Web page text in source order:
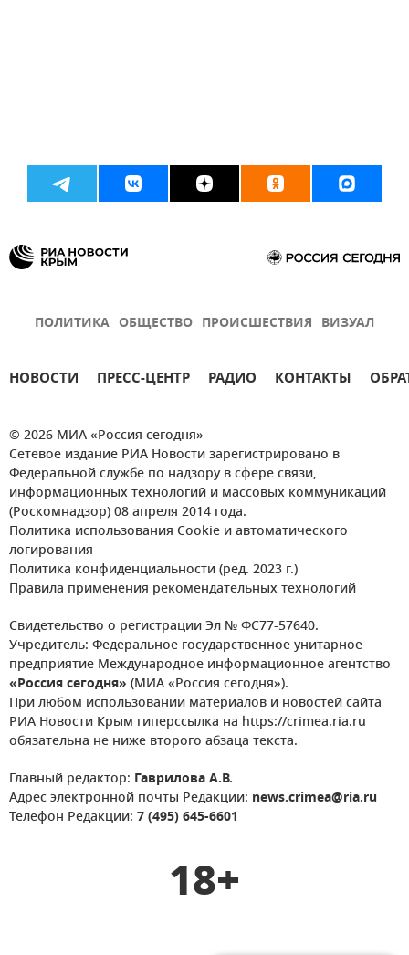
ПОЛИТИКА ОБЩЕСТВО ПРОИСШЕСТВИЯ ВИЗУАЛ
НОВОСТИ ПРЕСС-ЦЕНТР РАДИО КОНТАКТЫ
© 2026 МИА «Россия сегодня»
Сетевое издание РИА Новости зарегистрировано в
Федеральной службе по надзору в сфере связи,
информационных технологий и массовых коммуникаций
(Роскомнадзор) 08 апреля 2014 года.
Политика использования Cookie и автоматического
логирования
Политика конфиденциальности (ред. 2023 г.)
Правила применения рекомендательных технологий
Свидетельство о регистрации Эл № ФС77-57640.
Учредитель: Федеральное государственное унитарное
предприятие Международное информационное агентство
«Россия сегодня» (МИА «Россия сегодня»).
При любом использовании материалов и новостей сайта
РИА Новости Крым гиперссылка на https://crimea.ria.ru
обязательна не ниже второго абзаца текста.
Главный редактор: Гаврилова А.В.
Адрес электронной почты Редакции: news.crimea@ria.ru
Телефон Редакции: 7 (495) 645-6601
18+